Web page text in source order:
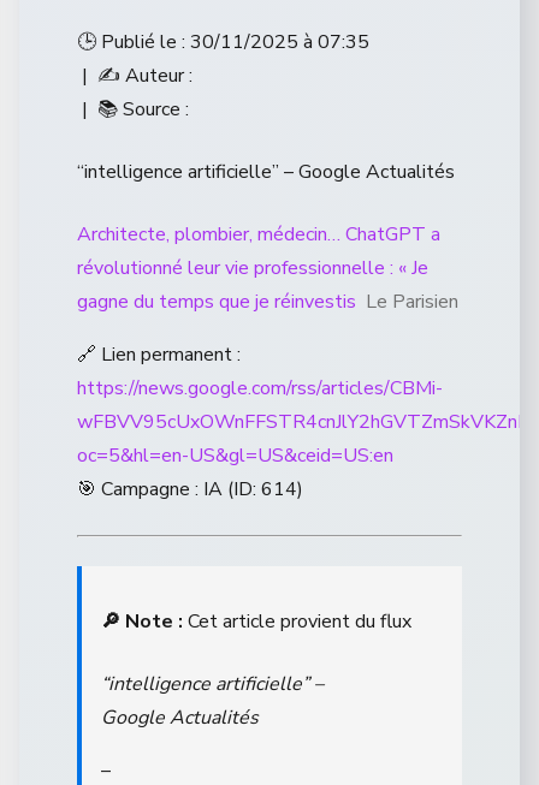
🕒 Publié le : 30/11/2025 à 07:35
| ✍️ Auteur :
| 📚 Source :
“intelligence artificielle” – Google Actualités
Architecte, plombier, médecin… ChatGPT a
révolutionné leur vie professionnelle : « Je
gagne du temps que je réinvestis Le Parisien
🔗 Lien permanent :
https://news.google.com/rss/articles/CBMi-
oc=5&hl=en-US&gl=US&ceid=US:en
🎯 Campagne : IA (ID: 614)
🔎 Note : Cet article provient du flux
“intelligence artificielle” –
Google Actualités
–